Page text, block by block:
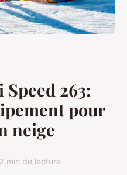
263:
pour
neige
2 min de lecture